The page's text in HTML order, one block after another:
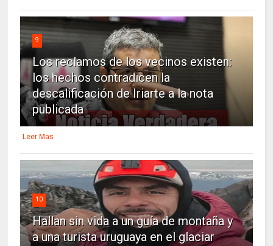
9
Los reclamos de los vecinos existen:
los hechos contradicen la
descalificación de Iriarte a la nota
publicada
Leer Mas
10
Hallan sin vida a un guía de montaña y
a una turista uruguaya en el glaciar